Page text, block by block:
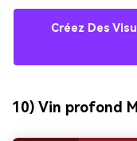
Créez Des
10) Vin profond